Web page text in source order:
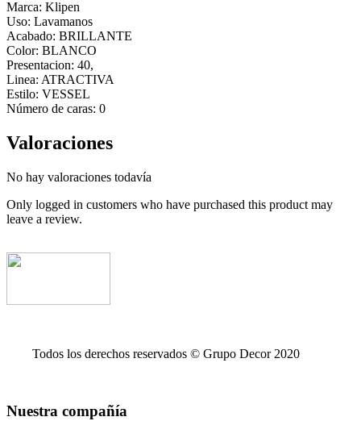
Marca: Klipen
Uso: Lavamanos
Acabado: BRILLANTE
Color: BLANCO
Presentacion: 40,
Linea: ATRACTIVA
Estilo: VESSEL
Número de caras: 0
Valoraciones
No hay valoraciones todavía
Only logged in customers who have purchased this product may
leave a review.
Todos los derechos reservados © Grupo Decor 2020
Nuestra compañía